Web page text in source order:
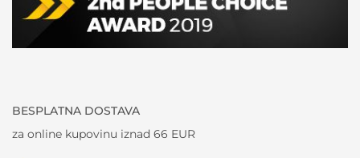
BESPLATNA DOSTAVA
za online kupovinu iznad 66 EUR